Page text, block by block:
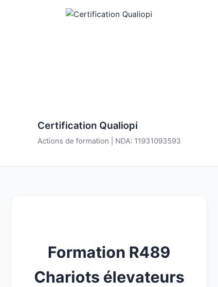
Certification Qualiopi
Actions de formation | NDA: 11931093593
Formation R489
Chariots élevateurs